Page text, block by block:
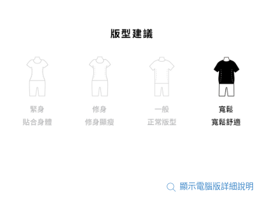
顯示電腦版詳細說明